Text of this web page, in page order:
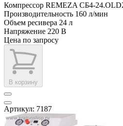
Компрессор REMEZA СБ4-
Производительность 160 л/мин
Объем ресивера 24 л
Напряжение 220 В
Цена по запросу
В корзину
Артикул: 7187